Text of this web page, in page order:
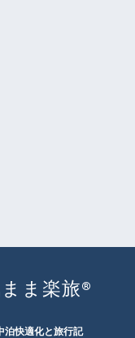
ま楽旅®︎
泊快適化と旅行記